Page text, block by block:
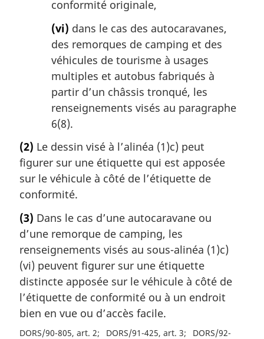
conformité originale,
(vi) dans le cas des autocaravanes,
des remorques de camping et des
véhicules de tourisme à usages
multiples et autobus fabriqués à
partir d’un châssis tronqué, les
renseignements visés au paragraphe
6(8).
(2) Le dessin visé à l’alinéa (1)c) peut
figurer sur une étiquette qui est apposée
sur le véhicule à côté de l’étiquette de
conformité.
(3) Dans le cas d’une autocaravane ou
d’une remorque de camping, les
renseignements visés au sous-alinéa (1)c)
(vi) peuvent figurer sur une étiquette
distincte apposée sur le véhicule à côté de
l’étiquette de conformité ou à un endroit
bien en vue ou d’accès facile.
DORS/90-805, art. 2 DORS/91-425, art. 3
DORS/92-